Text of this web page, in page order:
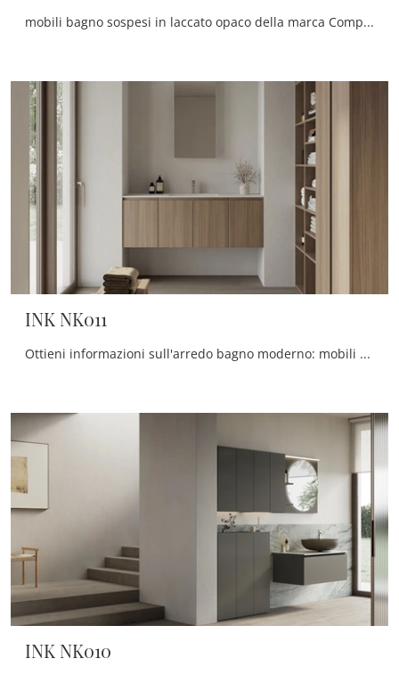
mobili bagno sospesi in laccato opaco della marca Compab: clicca e scopri l'arredo bagno moderno INK NK012 per il bagno di casa.
INK NK011
Ottieni informazioni sull'arredo bagno moderno: mobili bagno sospesi in melaminico come il modello INK NK011 di Compab ti attendono.
INK NK010